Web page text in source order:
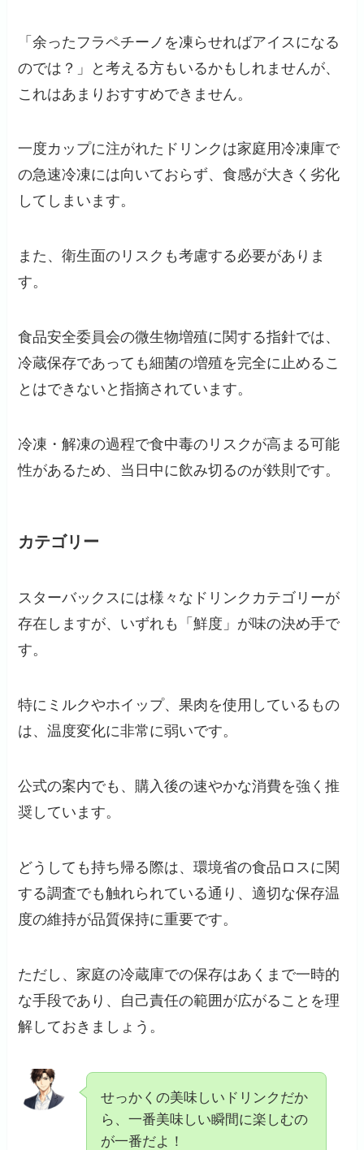
「余ったフラペチーノを凍らせればアイスになる
のでは？」と考える方もいるかもしれませんが、
これはあまりおすすめできません。
一度カップに注がれたドリンクは家庭用冷凍庫で
の急速冷凍には向いておらず、食感が大きく劣化
してしまいます。
また、衛生面のリスクも考慮する必要がありま
す。
食品安全委員会の微生物増殖に関する指針では、
冷蔵保存であっても細菌の増殖を完全に止めるこ
とはできないと指摘されています。
冷凍・解凍の過程で食中毒のリスクが高まる可能
性があるため、当日中に飲み切るのが鉄則です。
カテゴリー
スターバックスには様々なドリンクカテゴリーが
存在しますが、いずれも「鮮度」が味の決め手で
す。
特にミルクやホイップ、果肉を使用しているもの
は、温度変化に非常に弱いです。
公式の案内でも、購入後の速やかな消費を強く推
奨しています。
どうしても持ち帰る際は、環境省の食品ロスに関
する調査でも触れられている通り、適切な保存温
度の維持が品質保持に重要です。
ただし、家庭の冷蔵庫での保存はあくまで一時的
な手段であり、自己責任の範囲が広がることを理
解しておきましょう。
せっかくの美味しいドリンクだか
ら、一番美味しい瞬間に楽しむの
が一番だよ！